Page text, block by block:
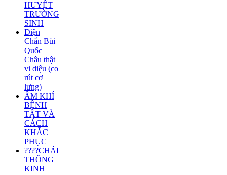
HUYỆT
TRƯỜNG
SINH
Diện
Chẩn Bùi
Quốc
Châu thật
vi diệu (co
rút cơ
lưng)
ÂM KHÍ
BỆNH
TẬT VÀ
CÁCH
KHẮC
PHỤC
????CHẢI
THÔNG
KINH